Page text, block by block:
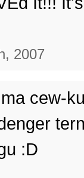
2007
cew-
:D